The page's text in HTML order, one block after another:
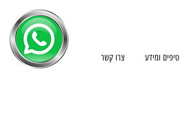
צרו קשר טיפים ומידע